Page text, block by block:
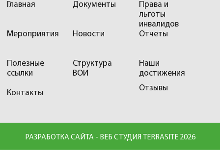
Главная Документы
Права и
льготы
инвалидов
Мероприятия
Новости Отчеты
Полезные
ссылки
Структура
ВОИ
Наши
достижения
Отзывы
Контакты
РАЗРАБОТКА САЙТА - ВЕБ СТУДИЯ TERRASITE 2026